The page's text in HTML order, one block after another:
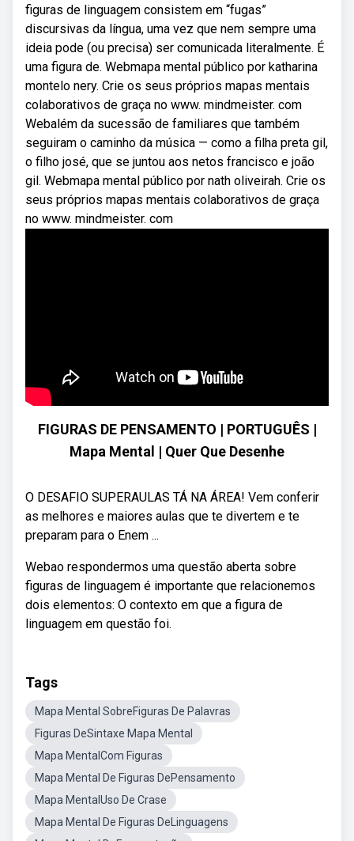
figuras de linguagem consistem em “fugas”
discursivas da língua, uma vez que nem sempre uma
ideia pode (ou precisa) ser comunicada literalmente. É
uma figura de. Webmapa mental público por katharina
montelo nery. Crie os seus próprios mapas mentais
colaborativos de graça no www. mindmeister. com
Webalém da sucessão de familiares que também
seguiram o caminho da música — como a filha preta gil,
o filho josé, que se juntou aos netos francisco e joão
gil. Webmapa mental público por nath oliveirah. Crie os
seus próprios mapas mentais colaborativos de graça
no www. mindmeister. com
FIGURAS DE PENSAMENTO | PORTUGUÊS |
Mapa Mental | Quer Que Desenhe
O DESAFIO SUPERAULAS TÁ NA ÁREA! Vem conferir
as melhores e maiores aulas que te divertem e te
preparam para o Enem ...
Webao respondermos uma questão aberta sobre
figuras de linguagem é importante que relacionemos
dois elementos: O contexto em que a figura de
linguagem em questão foi.
Tags
Mapa Mental SobreFiguras De Palavras
Figuras DeSintaxe Mapa Mental
Mapa MentalCom Figuras
Mapa Mental De Figuras DePensamento
Mapa MentalUso De Crase
Mapa Mental De Figuras DeLinguagens